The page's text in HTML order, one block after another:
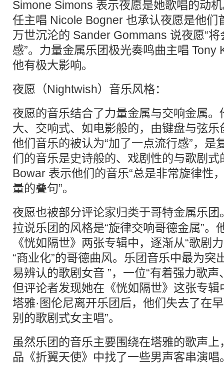
Simone Simons 表示夜愿是她歌唱的动
任主唱 Nicole Bogner 也承认夜愿是他们
万世沉沦的 Sander Gommans 说夜愿“
感”。力量金属乐团极光奏鸣曲主唱 Tony
他有极大影响。
夜愿（Nightwish）音乐风格：
夜愿的音乐结合了力量金属与交响金属。
大、交响式、如电影般的，由键盘与弦乐
他们音乐的被认为“加了一点流行感”，是
们的音乐是史诗般的、戏剧性的与歌剧
Bowar 表示他们的音乐“总是非常旋律性
量的叠句”。
夜愿也被部分评论家归类于哥特金属乐团
拉说乐团的风格是“旋律交响哥德金属”。
《恍如隔世》两张专辑中，逐渐从“歌剧
“商业化”的哥德曲风。乐团音乐中最为突
易辨认的歌剧女音 ”，一位“有着强力歌
但评论者发现她在《恍如隔世》这张专
塔雅·图伦尼离开乐团后，他们失去了在
别的歌剧式女主唱”。
虽然乐团的音乐主要围绕在塔雅的歌声
品《折翼天使》中找了一些男声客串演